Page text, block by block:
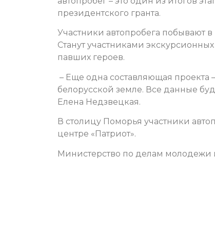
президентского гранта.
Участники автопробега побывают
Станут участниками
павших героев.
– Еще одна составляющая
белорусской земле. Все данные
Елена Недзвецкая.
В столицу Поморья участники
центре «Патриот».
Министерство по делам молодежи